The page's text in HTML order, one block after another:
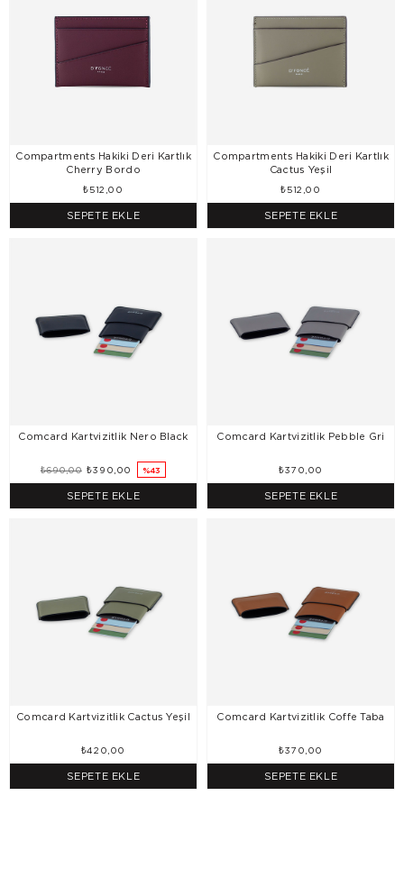
Compartments Hakiki Deri Kartlık
Cherry Bordo
₺512,00
SEPETE EKLE
Compartments Hakiki Deri Kartlık
Cactus Yeşil
₺512,00
SEPETE EKLE
Comcard Kartvizitlik Nero Black
%43
₺390,00
₺690,00
SEPETE EKLE
Comcard Kartvizitlik Pebble Gri
₺370,00
SEPETE EKLE
Comcard Kartvizitlik Cactus Yeşil
₺420,00
SEPETE EKLE
Comcard Kartvizitlik Coffe Taba
₺370,00
SEPETE EKLE